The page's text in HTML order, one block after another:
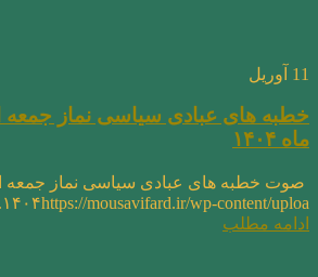
11 آوریل
ماه ۱۴۰۴
۱۴۰۴https://mousavifard.ir/wp-content/uploa...
ادامه مطلب